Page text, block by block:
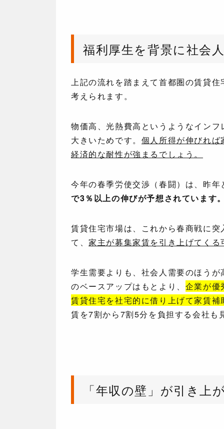
福利厚生を背景に社会
上記の流れを踏まえて首都圏の賃貸
考えられます。
物価高、光熱費高というようなイン
大きいためです。 個人所得が伸びれ
経済的な耐性が強まるでしょう。
今年の春季労使交渉（春闘）は、昨年
で3％以上の伸びが予想されています
賃貸住宅市場は、これから春商戦に
て、家主が募集家賃を引き上げてく
学生需要よりも、社会人需要のほう
のベースアップはもとより、 企業が優
賃貸住宅を社宅的に借り上げて家賃
賃を7割から7割5分を負担する会社も
「年収の壁」が引き上